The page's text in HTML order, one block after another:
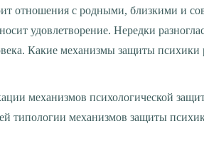
удовлетворение. Нередки
Какие механизмы защиты
типологии механизмов защиты